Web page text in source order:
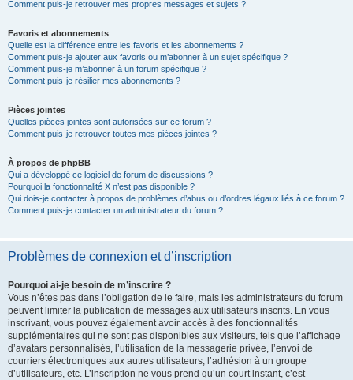
Comment puis-je retrouver mes propres messages et sujets ?
Favoris et abonnements
Quelle est la différence entre les favoris et les abonnements ?
Comment puis-je ajouter aux favoris ou m’abonner à un sujet spécifique ?
Comment puis-je m’abonner à un forum spécifique ?
Comment puis-je résilier mes abonnements ?
Pièces jointes
Quelles pièces jointes sont autorisées sur ce forum ?
Comment puis-je retrouver toutes mes pièces jointes ?
À propos de phpBB
Qui a développé ce logiciel de forum de discussions ?
Pourquoi la fonctionnalité X n’est pas disponible ?
Qui dois-je contacter à propos de problèmes d’abus ou d’ordres légaux liés à ce forum ?
Comment puis-je contacter un administrateur du forum ?
Problèmes de connexion et d’inscription
Pourquoi ai-je besoin de m’inscrire ?
Vous n’êtes pas dans l’obligation de le faire, mais les administrateurs du forum
peuvent limiter la publication de messages aux utilisateurs inscrits. En vous
inscrivant, vous pouvez également avoir accès à des fonctionnalités
supplémentaires qui ne sont pas disponibles aux visiteurs, tels que l’affichage
d’avatars personnalisés, l’utilisation de la messagerie privée, l’envoi de
courriers électroniques aux autres utilisateurs, l’adhésion à un groupe
d’utilisateurs, etc. L’inscription ne vous prend qu’un court instant, c’est